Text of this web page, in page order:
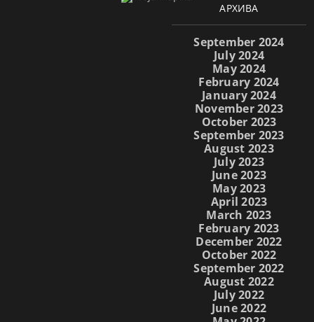
АРХИВА
September 2024
July 2024
May 2024
February 2024
January 2024
November 2023
October 2023
September 2023
August 2023
July 2023
June 2023
May 2023
April 2023
March 2023
February 2023
December 2022
October 2022
September 2022
August 2022
July 2022
June 2022